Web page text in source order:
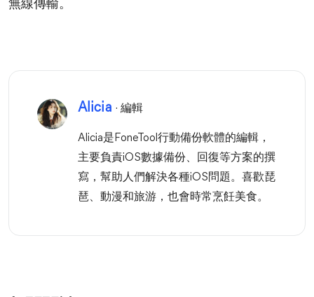
無線傳輸。
Alicia · 編輯
Alicia是FoneTool行動備份軟體的編輯，
主要負責iOS數據備份、回復等方案的撰
寫，幫助人們解決各種iOS問題。喜歡琵
琶、動漫和旅游，也會時常烹飪美食。